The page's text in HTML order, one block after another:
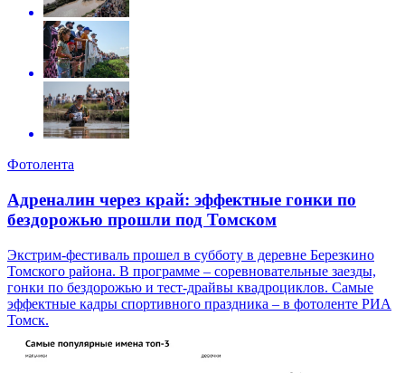
Фотолента
Адреналин через край: эффектные гонки по
бездорожью прошли под Томском
Экстрим-фестиваль прошел в субботу в деревне Березкино
Томского района. В программе – соревновательные заезды,
гонки по бездорожью и тест-драйвы квадроциклов. Самые
эффектные кадры спортивного праздника – в фотоленте РИА
Томск.